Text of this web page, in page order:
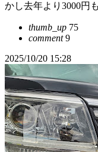
かし去年より3000円
thumb_up 75
comment9
2025/10/20 15:28